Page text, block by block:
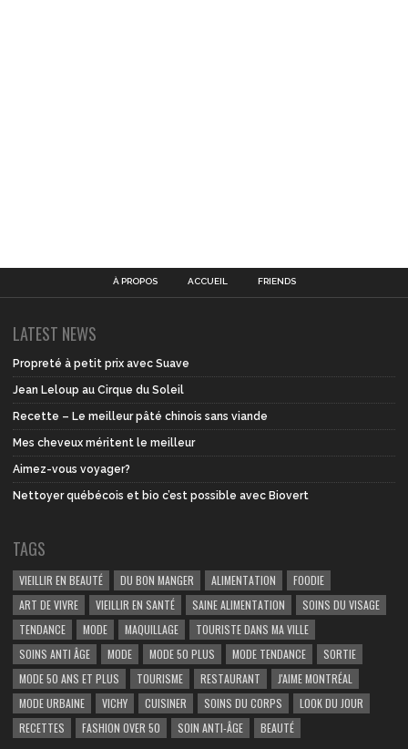
À PROPOS ACCUEIL FRIENDS
LATEST NEWS
Propreté à petit prix avec Suave
Jean Leloup au Cirque du Soleil
Recette – Le meilleur pâté chinois sans viande
Mes cheveux méritent le meilleur
Aimez-vous voyager?
Nettoyer québécois et bio c’est possible avec Biovert
TAGS
VIEILLIR EN BEAUTÉ DU BON MANGER ALIMENTATION
FOODIE
ART DE VIVRE
VIEILLIR EN SANTÉ SAINE ALIMENTATION
SOINS DU VISAGE
TENDANCE
MODE MAQUILLAGE
TOURISTE DANS MA VILLE
SOINS ANTI ÂGE
MODE MODE 50 PLUS MODE TENDANCE
SORTIE
MODE 50 ANS ET PLUS
TOURISME RESTAURANT
J'AIME MONTRÉAL
MODE URBAINE
VICHY CUISINER SOINS DU CORPS
LOOK DU JOUR
RECETTES
FASHION OVER 50 SOIN ANTI-ÂGE BEAUTÉ